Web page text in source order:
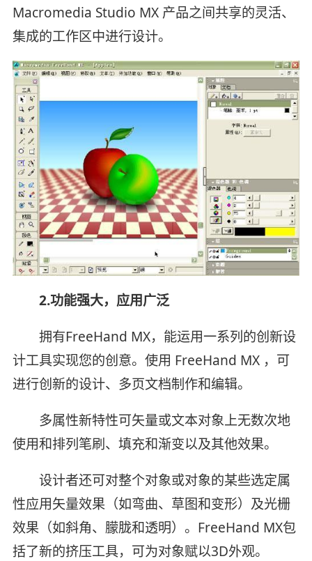
Macromedia Studio MX 产品之间共享的灵活、
集成的工作区中进行设计。
2.功能强大，应用广泛
拥有FreeHand MX，能运用一系列的创新设
计工具实现您的创意。使用 FreeHand MX ，可
进行创新的设计、多页文档制作和编辑。
多属性新特性可矢量或文本对象上无数次地
使用和排列笔刷、填充和渐变以及其他效果。
设计者还可对整个对象或对象的某些选定属
性应用矢量效果（如弯曲、草图和变形）及光栅
效果（如斜角、朦胧和透明）。FreeHand MX包
括了新的挤压工具，可为对象赋以3D外观。